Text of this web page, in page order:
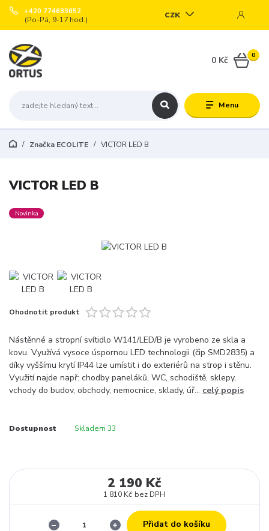
Menu
CZK
+420 774633652
(Po-Pá, 9-17 hod.)
0
0 Kč
Značka ECOLITE VICTOR LED B
VICTOR LED B
Novinka
Ohodnotit produkt
Nástěnné a stropní svítidlo W141/LED/B je vyrobeno ze skla a
kovu. Využívá vysoce úspornou LED technologii (čip SMD2835) a
díky vyššímu krytí IP44 lze umístit i do exteriérů na strop i stěnu.
Využití najde např: chodby paneláků, WC, schodiště, sklepy,
vchody do budov, obchody, nemocnice, sklady, úř... celý popis
Dostupnost Skladem 33
2 190 Kč
1 810 Kč bez DPH
Přidat do košíku